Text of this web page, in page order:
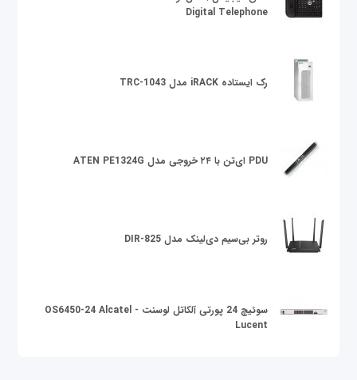
Digital Telephone
رک ایستاده iRACK مدل TRC-1043
PDU ای‌تن با ۲۴ خروجی مدل ATEN PE1324G
روتر بی‌سیم دی‌لینک مدل DIR-825
سوئیچ 24 پورتی آلکاتل لوسنت OS6450-24 Alcatel -
Lucent